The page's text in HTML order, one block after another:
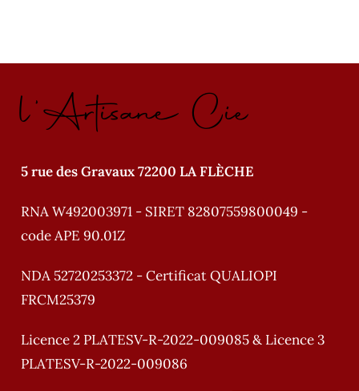
l'Artisane Cie
5 rue des Gravaux 72200 LA FLÈCHE
RNA W492003971 - SIRET 82807559800049 -
code APE 90.01Z
NDA 52720253372 - Certificat QUALIOPI
FRCM25379
Licence 2 PLATESV-R-2022-009085 & Licence 3
PLATESV-R-2022-009086